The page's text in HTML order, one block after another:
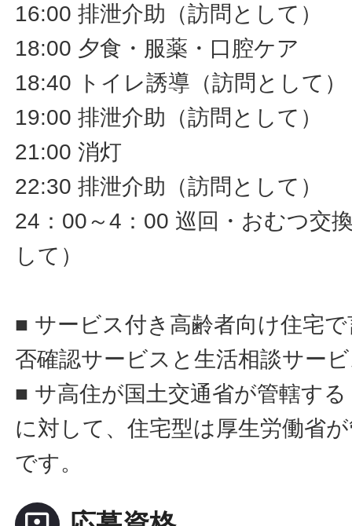
16:00 排泄介助（訪問として）
18:00 夕食・服薬・口腔ケア
18:40 トイレ誘導（訪問として）
19:00 排泄介助（訪問として）
21:00 消灯
22:30 排泄介助（訪問として）
24：00～4：00 巡回・おむつ交
して）
■ サービス付き高齢者向け住宅
否確認サービスと生活相談サー
■ サ高住が国土交通省が管轄す
に対して、住宅型は厚生労働省
です。